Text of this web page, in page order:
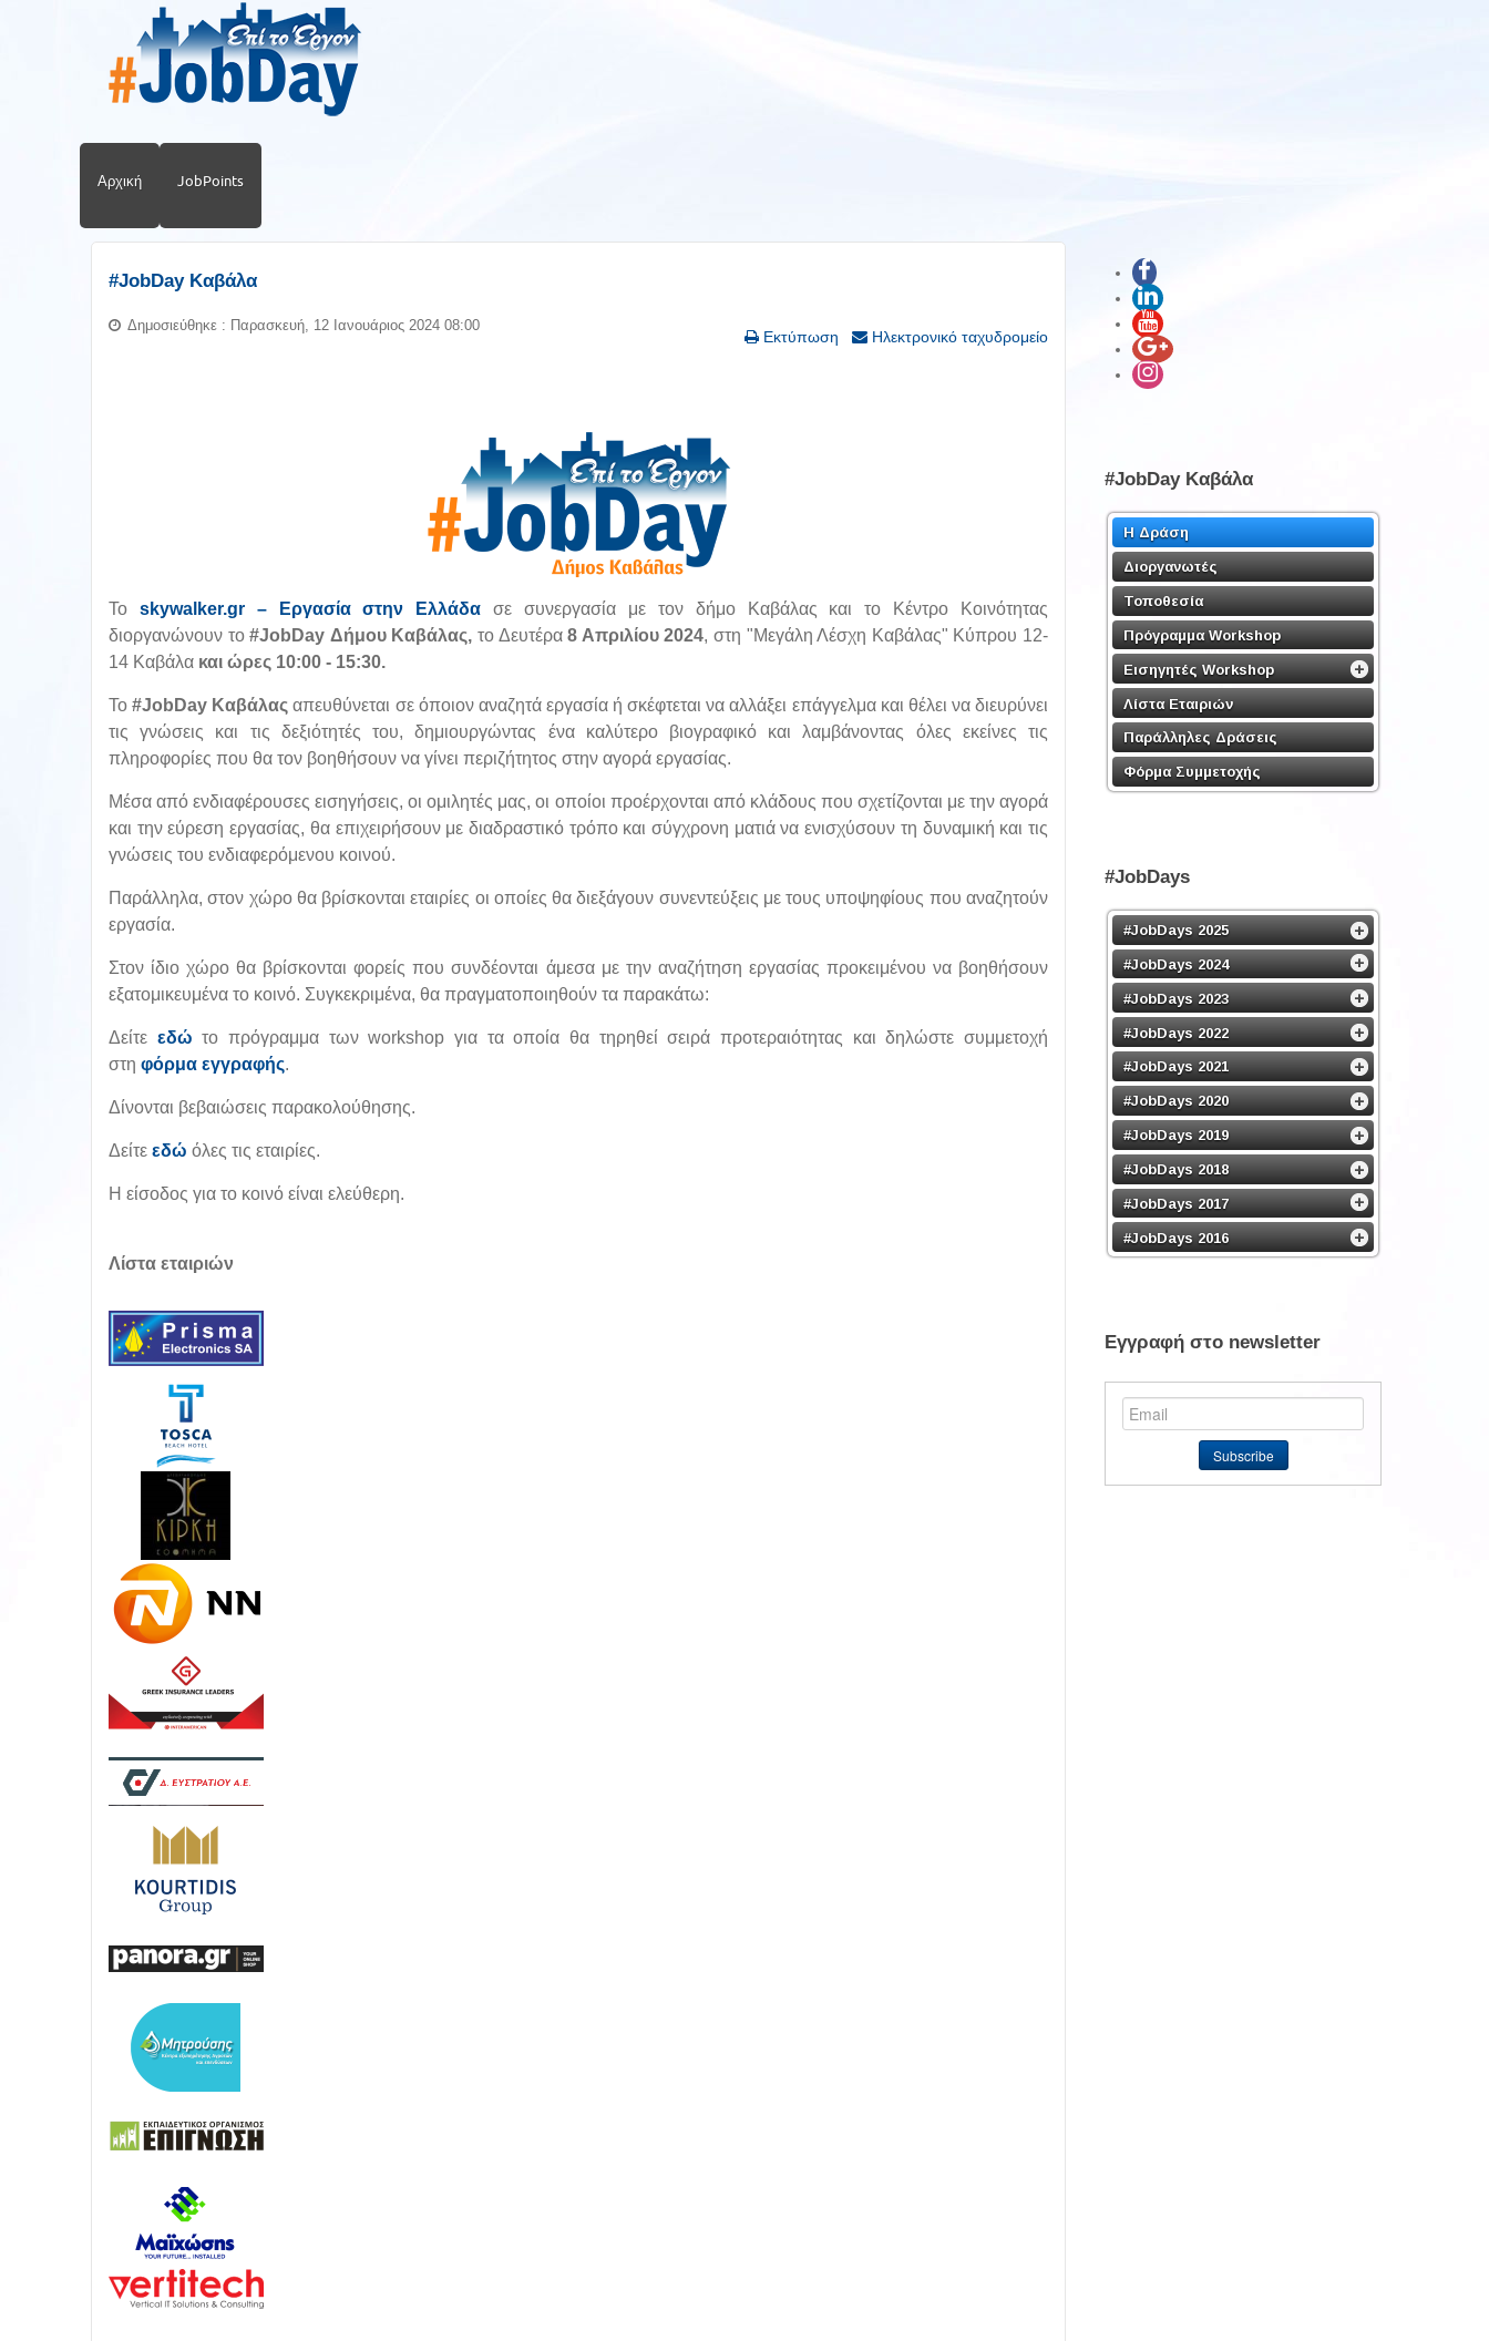
Αρχική JobPoints
#JobDay Καβάλα
Εκτύπωση Ηλεκτρονικό ταχυδρομείο
Δημοσιεύθηκε : Παρασκευή, 12 Ιανουάριος 2024 08:00
Το skywalker.gr – Εργασία στην Ελλάδα σε συνεργασία με τον δήμο Καβάλας και το Κέντρο Κοινότητας
διοργανώνουν το#JobDay Δήμου Καβάλας, το Δευτέρα8 Απριλίου 2024, στη "Μεγάλη Λέσχη Καβάλας" Κύπρου 12-
14 Καβάλα και ώρες 10:00 - 15:30.
Το#JobDay Καβάλαςαπευθύνεται σε όποιον αναζητά εργασία ή σκέφτεται να αλλάξει επάγγελμα και θέλει να διευρύνει
τις γνώσεις και τις δεξιότητές του, δημιουργώντας ένα καλύτερο βιογραφικό και λαμβάνοντας όλες εκείνες τις
πληροφορίες που θα τον βοηθήσουν να γίνει περιζήτητος στην αγορά εργασίας.
Μέσα από ενδιαφέρουσες εισηγήσεις, οι ομιλητές μας, οι οποίοι προέρχονται από κλάδους που σχετίζονται με την αγορά
και την εύρεση εργασίας, θα επιχειρήσουν με διαδραστικό τρόπο και σύγχρονη ματιά να ενισχύσουν τη δυναμική και τις
γνώσεις του ενδιαφερόμενου κοινού.
Παράλληλα, στον χώρο θα βρίσκονται εταιρίες οι οποίες θα διεξάγουν συνεντεύξεις με τους υποψηφίους που αναζητούν
εργασία.
Στον ίδιο χώρο θα βρίσκονται φορείς που συνδέονται άμεσα με την αναζήτηση εργασίας προκειμένου να βοηθήσουν
εξατομικευμένα το κοινό. Συγκεκριμένα, θα πραγματοποιηθούν τα παρακάτω:
Δείτε εδώ το πρόγραμμα των workshop για τα οποία θα τηρηθεί σειρά προτεραιότητας και δηλώστε συμμετοχή
στη φόρμα εγγραφής.
Δίνονται βεβαιώσεις παρακολούθησης.
Δείτε εδώ όλες τις εταιρίες.
Η είσοδος για το κοινό είναι ελεύθερη.
Λίστα εταιριών
#JobDay Καβάλα
Η Δράση
Διοργανωτές
Τοποθεσία
Πρόγραμμα Workshop
Εισηγητές Workshop
Λίστα Εταιριών
Παράλληλες Δράσεις
Φόρμα Συμμετοχής
#JobDays
#JobDays 2025
#JobDays 2024
#JobDays 2023
#JobDays 2022
#JobDays 2021
#JobDays 2020
#JobDays 2019
#JobDays 2018
#JobDays 2017
#JobDays 2016
Εγγραφή στο newsletter